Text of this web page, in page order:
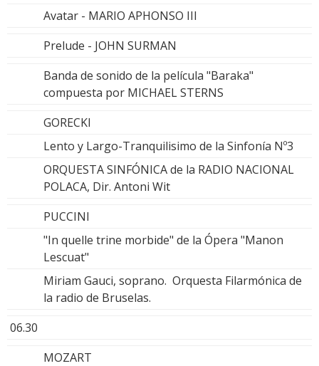
Avatar - MARIO APHONSO III
Prelude - JOHN SURMAN
Banda de sonido de la película "Baraka"
compuesta por MICHAEL STERNS
GORECKI
Lento y Largo-Tranquilisimo de la Sinfonía Nº3
ORQUESTA SINFÓNICA de la RADIO NACIONAL
POLACA, Dir. Antoni Wit
PUCCINI
"In quelle trine morbide" de la Ópera "Manon
Lescuat"
Miriam Gauci, soprano. Orquesta Filarmónica de
la radio de Bruselas.
06.30
MOZART